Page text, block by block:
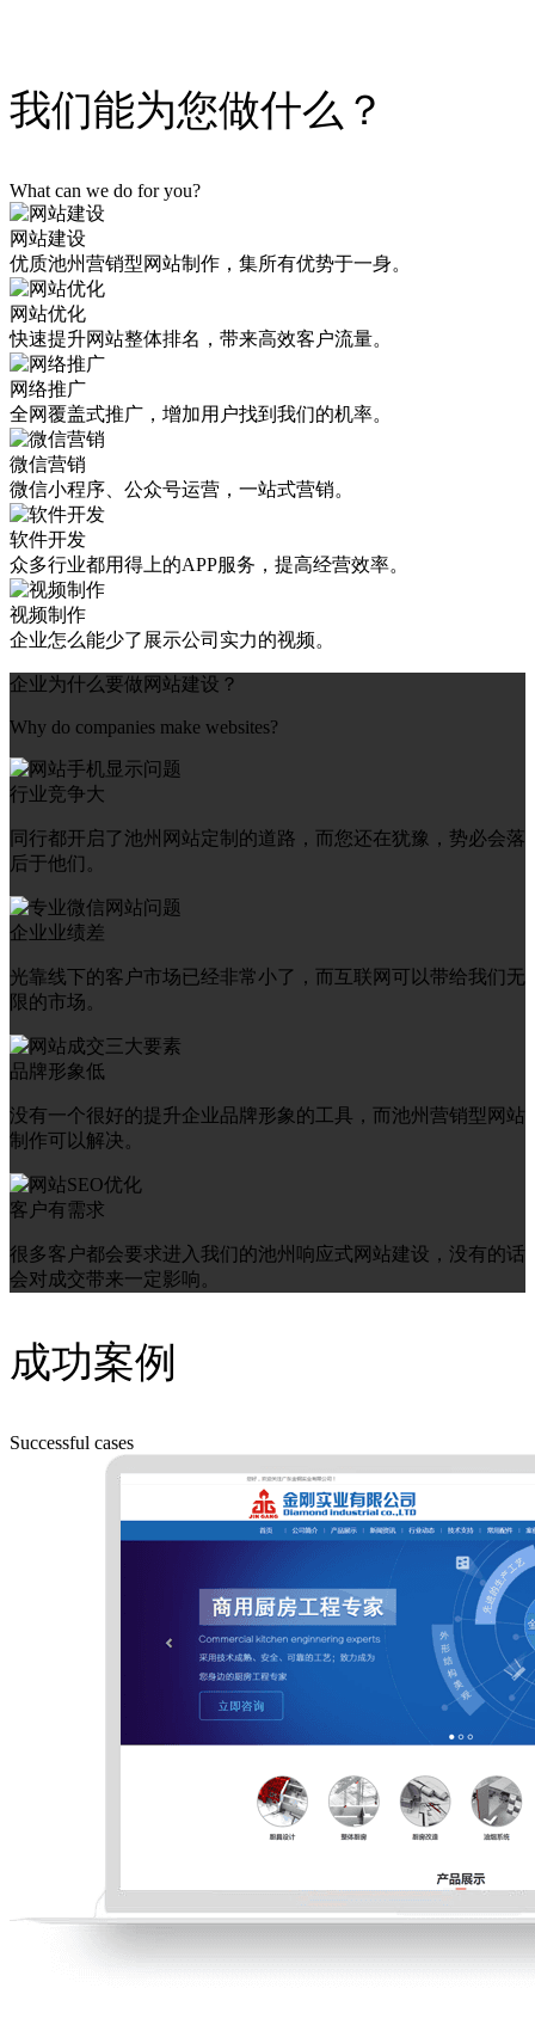
我们能为您做什么？
What can we do for you?
网站建设
优质池州营销型网站制作，集所有优势于一身。
网站优化
快速提升网站整体排名，带来高效客户流量。
网络推广
全网覆盖式推广，增加用户找到我们的机率。
微信营销
微信小程序、公众号运营，一站式营销。
软件开发
众多行业都用得上的APP服务，提高经营效率。
视频制作
企业怎么能少了展示公司实力的视频。
企业为什么要做网站建设？
Why do companies make websites?
行业竞争大
同行都开启了池州网站定制的道路，而您还在犹豫，势必会落
后于他们。
企业业绩差
光靠线下的客户市场已经非常小了，而互联网可以带给我们无
限的市场。
品牌形象低
没有一个很好的提升企业品牌形象的工具，而池州营销型网站
制作可以解决。
客户有需求
很多客户都会要求进入我们的池州响应式网站建设，没有的话
会对成交带来一定影响。
成功案例
Successful cases